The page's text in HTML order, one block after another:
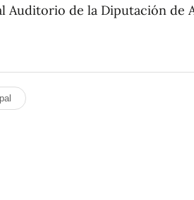
Auditorio de la Diputación de